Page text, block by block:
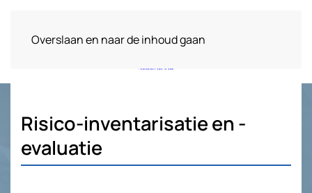
Overslaan en naar de inhoud gaan
Risico-inventarisatie en -
evaluatie